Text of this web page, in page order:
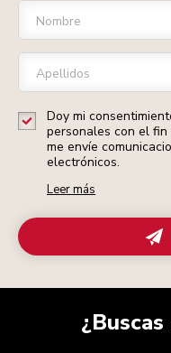
Nombre
Apellidos
Doy mi
personales con el fin
me envíe
electrónicos.
Leer más